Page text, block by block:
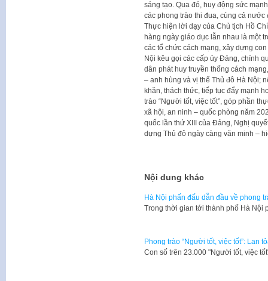
sáng tạo. Qua đó, huy động sức
các phong trào thi đua, cùng cả
Thực hiện lời dạy của Chủ tịch Hồ
hàng ngày giáo dục lẫn nhau là một
các tổ chức cách mạng, xây dựng
Nội kêu gọi các cấp ủy Đảng, chính
dân phát huy truyền thống cách
– anh hùng và vị thế Thủ đô Hà Nội;
khăn, thách thức, tiếp tục đẩy mạnh
trào “Người tốt, việc tốt”, góp phần
xã hội, an ninh – quốc phòng năm
quốc lần thứ XIII của Đảng, Nghị
dựng Thủ đô ngày càng văn minh –
Nội dung khác
Hà Nội phấn đấu dẫn đầu về phong
Trong thời gian tới thành phố Hà Nội
Phong trào “Người tốt, việc tốt”: Lan
Con số trên 23.000 "Người tốt, việc